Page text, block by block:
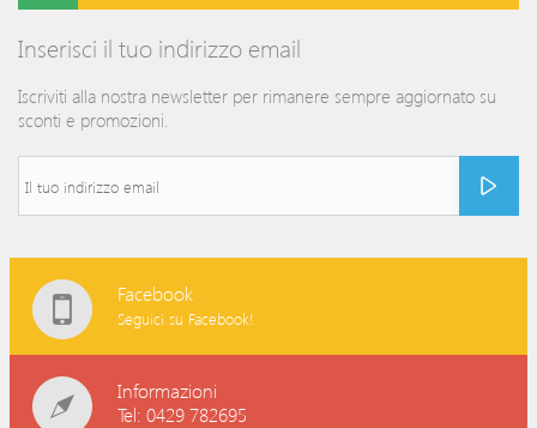
Inserisci il tuo indirizzo email
Iscriviti alla nostra newsletter per rimanere sempre aggiornato su
sconti e promozioni.
Facebook
Seguici su Facebook!
Informazioni
Tel: 0429 782695